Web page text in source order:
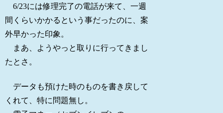
6/23には修理完了の電話が来て、一週
間くらいかかるという事だったのに、案
外早かった印象。
まあ、ようやっと取りに行ってきまし
たとさ。
データも預けた時のものを書き戻して
くれて、特に問題無し。